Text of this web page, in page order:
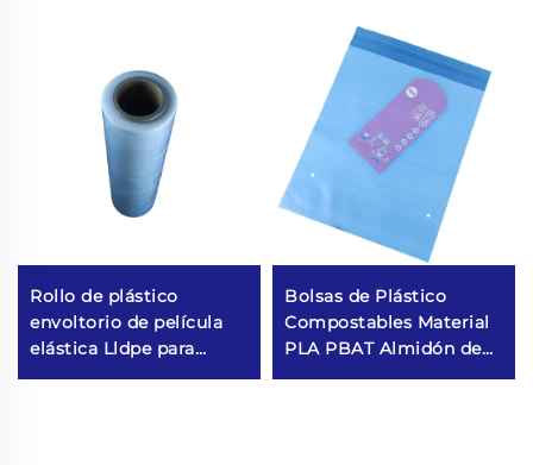
Rollo de plástico
envoltorio de película
elástica Lldpe para
empaquetado
Bolsas de Plástico
Compostables Material
PLA PBAT Almidón de
Maíz